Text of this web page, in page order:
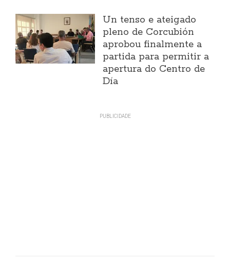
Un tenso e ateigado
pleno de Corcubión
aprobou finalmente a
partida para permitir a
apertura do Centro de
Día